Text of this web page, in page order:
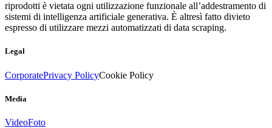
riprodotti è vietata ogni utilizzazione funzionale all’addestramento di
sistemi di intelligenza artificiale generativa. È altresì fatto divieto
espresso di utilizzare mezzi automatizzati di data scraping.
Legal
CorporatePrivacy PolicyCookie Policy
Media
VideoFoto